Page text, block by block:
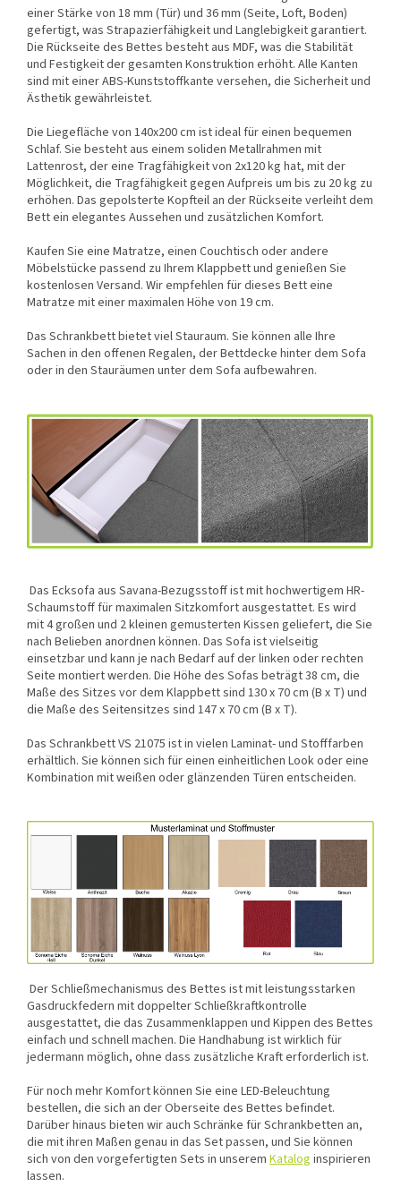
einer Stärke von 18 mm (Tür) und 36 mm (Seite, Loft, Boden)
gefertigt, was Strapazierfähigkeit und Langlebigkeit garantiert.
Die Rückseite des Bettes besteht aus MDF, was die Stabilität
und Festigkeit der gesamten Konstruktion erhöht. Alle Kanten
sind mit einer ABS-Kunststoffkante versehen, die Sicherheit und
Ästhetik gewährleistet.
Die Liegefläche von 140x200 cm ist ideal für einen bequemen
Schlaf. Sie besteht aus einem soliden Metallrahmen mit
Lattenrost, der eine Tragfähigkeit von 2x120 kg hat, mit der
Möglichkeit, die Tragfähigkeit gegen Aufpreis um bis zu 20 kg zu
erhöhen. Das gepolsterte Kopfteil an der Rückseite verleiht dem
Bett ein elegantes Aussehen und zusätzlichen Komfort.
Kaufen Sie eine Matratze, einen Couchtisch oder andere
Möbelstücke passend zu Ihrem Klappbett und genießen Sie
kostenlosen Versand. Wir empfehlen für dieses Bett eine
Matratze mit einer maximalen Höhe von 19 cm.
Das Schrankbett bietet viel Stauraum. Sie können alle Ihre
Sachen in den offenen Regalen, der Bettdecke hinter dem Sofa
oder in den Stauräumen unter dem Sofa aufbewahren.
Das Ecksofa aus Savana-Bezugsstoff ist mit hochwertigem HR-
Schaumstoff für maximalen Sitzkomfort ausgestattet. Es wird
mit 4 großen und 2 kleinen gemusterten Kissen geliefert, die Sie
nach Belieben anordnen können. Das Sofa ist vielseitig
einsetzbar und kann je nach Bedarf auf der linken oder rechten
Seite montiert werden. Die Höhe des Sofas beträgt 38 cm, die
Maße des Sitzes vor dem Klappbett sind 130 x 70 cm (B x T) und
die Maße des Seitensitzes sind 147 x 70 cm (B x T).
Das Schrankbett VS 21075 ist in vielen Laminat- und Stofffarben
erhältlich. Sie können sich für einen einheitlichen Look oder eine
Kombination mit weißen oder glänzenden Türen entscheiden.
Der Schließmechanismus des Bettes ist mit leistungsstarken
Gasdruckfedern mit doppelter Schließkraftkontrolle
ausgestattet, die das Zusammenklappen und Kippen des Bettes
einfach und schnell machen. Die Handhabung ist wirklich für
jedermann möglich, ohne dass zusätzliche Kraft erforderlich ist.
Für noch mehr Komfort können Sie eine LED-Beleuchtung
bestellen, die sich an der Oberseite des Bettes befindet.
Darüber hinaus bieten wir auch Schränke für Schrankbetten an,
die mit ihren Maßen genau in das Set passen, und Sie können
sich von den vorgefertigten Sets in unserem Katalog inspirieren
lassen.